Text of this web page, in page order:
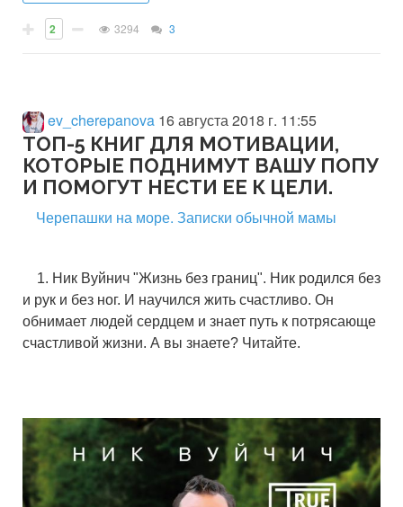
2 3294 3
ev_cherepanova 16 августа 2018 г. 11:55
ТОП-5 КНИГ ДЛЯ МОТИВАЦИИ,
КОТОРЫЕ ПОДНИМУТ ВАШУ ПОПУ
И ПОМОГУТ НЕСТИ ЕЕ К ЦЕЛИ.
Черепашки на море. Записки обычной мамы
и рук и без ног. И научился жить счастливо. Он
обнимает людей сердцем и знает путь к потрясающе
счастливой жизни. А вы знаете? Читайте.